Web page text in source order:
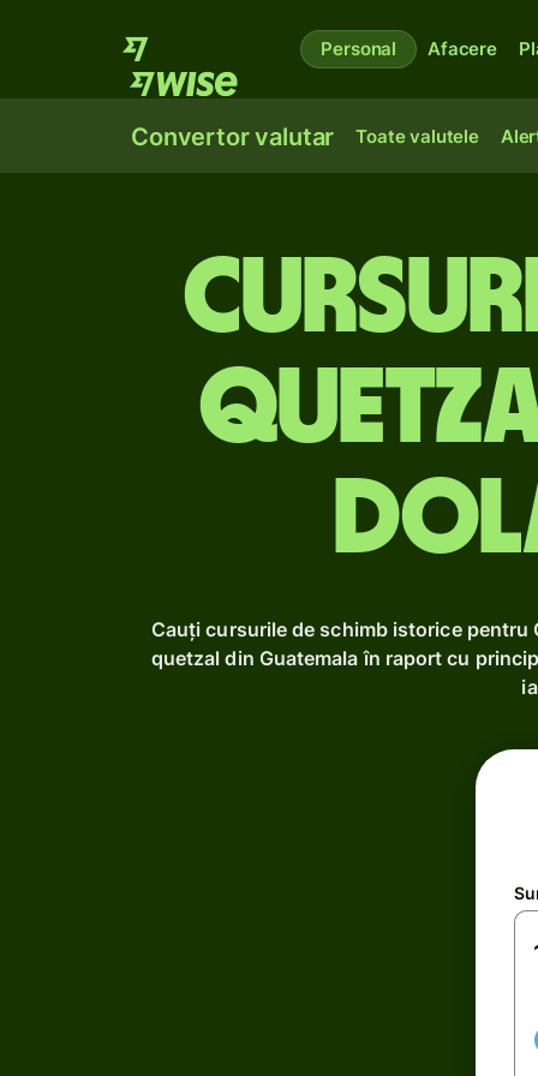
Personal Afacere
Convertor valutar Toate valutele
Cauți cursurile de schimb istorice
quetzal din Guatemala în raport cu